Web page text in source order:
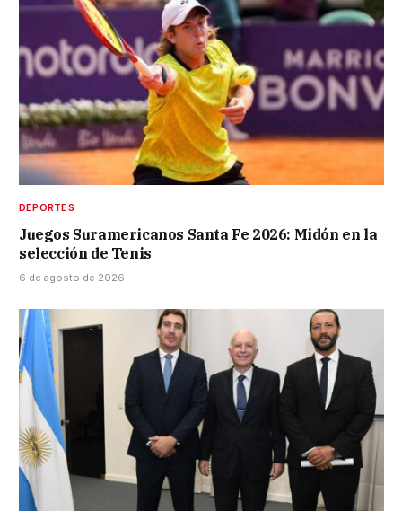
DEPORTES
Juegos Suramericanos Santa Fe 2026: Midón en la
selección de Tenis
6 de agosto de 2026